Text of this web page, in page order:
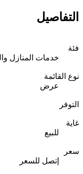
التفاصيل
فئة
خدمات المنازل
نوع القائمة
عرض
التوفر
غاية
للبيع
سعر
إتصل للسعر